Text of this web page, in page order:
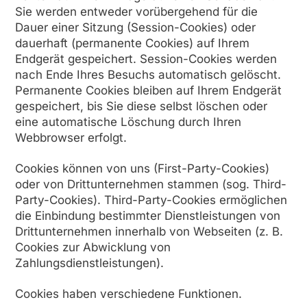
Sie werden entweder vorübergehend für die
Dauer einer Sitzung (Session-Cookies) oder
dauerhaft (permanente Cookies) auf Ihrem
Endgerät gespeichert. Session-Cookies werden
nach Ende Ihres Besuchs automatisch gelöscht.
Permanente Cookies bleiben auf Ihrem Endgerät
gespeichert, bis Sie diese selbst löschen oder
eine automatische Löschung durch Ihren
Webbrowser erfolgt.
Cookies können von uns (First-Party-Cookies)
oder von Drittunternehmen stammen (sog. Third-
Party-Cookies). Third-Party-Cookies ermöglichen
die Einbindung bestimmter Dienstleistungen von
Drittunternehmen innerhalb von Webseiten (z. B.
Cookies zur Abwicklung von
Zahlungsdienstleistungen).
Cookies haben verschiedene Funktionen.